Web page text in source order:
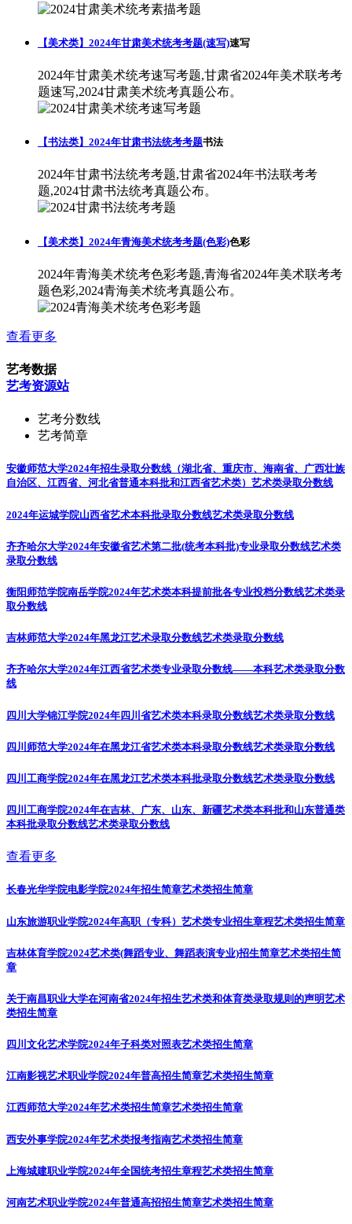
【美术类】2024年甘肃美术统考考题(速写)速写
2024年甘肃美术统考速写考题,甘肃省2024年美术联考考
题速写,2024甘肃美术统考真题公布。
【书法类】2024年甘肃书法统考考题书法
2024年甘肃书法统考考题,甘肃省2024年书法联考考
题,2024甘肃书法统考真题公布。
【美术类】2024年青海美术统考考题(色彩)色彩
2024年青海美术统考色彩考题,青海省2024年美术联考考
题色彩,2024青海美术统考真题公布。
查看更多
艺考数据
艺考资源站
艺考分数线
艺考简章
安徽师范大学2024年招生录取分数线（湖北省、重庆市、海南省、广西壮族
自治区、江西省、河北省普通本科批和江西省艺术类） 艺术类录取分数线
2024年运城学院山西省艺术本科批录取分数线艺术类录取分数线
齐齐哈尔大学2024年安徽省艺术第二批(统考本科批)专业录取分数线艺术类
录取分数线
衡阳师范学院南岳学院2024年艺术类本科提前批各专业投档分数线艺术类录
取分数线
吉林师范大学2024年黑龙江艺术录取分数线艺术类录取分数线
齐齐哈尔大学2024年江西省艺术类专业录取分数线——本科艺术类录取分数
线
四川大学锦江学院2024年四川省艺术类本科录取分数线艺术类录取分数线
四川师范大学2024年在黑龙江省艺术类本科录取分数线艺术类录取分数线
四川工商学院2024年在黑龙江艺术类本科批录取分数线艺术类录取分数线
四川工商学院2024年在吉林、广东、山东、新疆艺术类本科批和山东普通类
本科批录取分数线艺术类录取分数线
查看更多
长春光华学院电影学院2024年招生简章艺术类招生简章
山东旅游职业学院2024年高职（专科）艺术类专业招生章程艺术类招生简章
吉林体育学院2024艺术类(舞蹈专业、舞蹈表演专业)招生简章艺术类招生简
章
关于南昌职业大学在河南省2024年招生艺术类和体育类录取规则的声明艺术
类招生简章
四川文化艺术学院2024年子科类对照表艺术类招生简章
江南影视艺术职业学院2024年普高招生简章艺术类招生简章
江西师范大学2024年艺术类招生简章艺术类招生简章
西安外事学院2024年艺术类报考指南艺术类招生简章
上海城建职业学院2024年全国统考招生章程艺术类招生简章
河南艺术职业学院2024年普通高招招生简章艺术类招生简章